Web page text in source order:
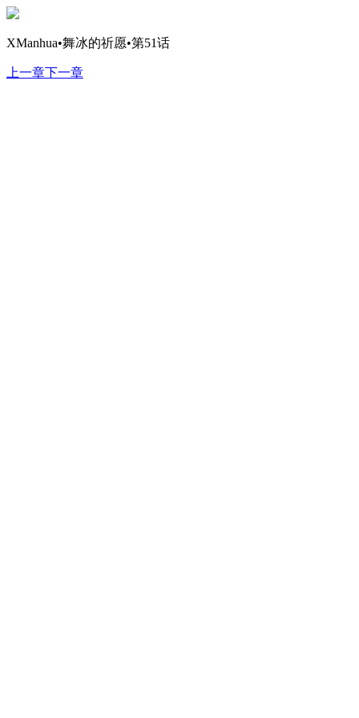
XManhua•舞冰的祈愿•第51话
上一章下一章